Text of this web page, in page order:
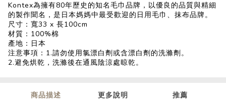
Kontex為擁有80年歷史的知名毛巾品牌，以優良的品質與精細
的製作聞名，是日本媽媽中最受歡迎的日用毛巾、抹布品牌。
尺寸：寬33 x 長100cm
材質：100%棉
產地：日本
注意事項：1.請勿使用氯漂白劑或含漂白劑的洗滌劑。
2.避免烘乾，洗滌後在通風陰涼處晾乾。
商品描述 更多說明 推薦